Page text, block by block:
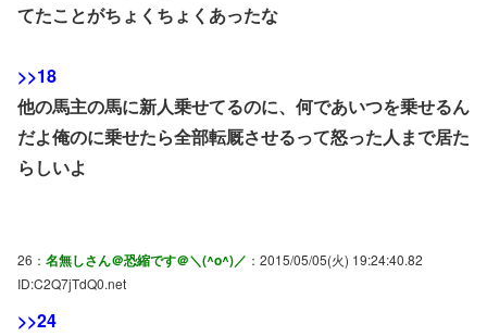
てたことがちょくちょくあったな
>>18
他の馬主の馬に新人乗せてるのに、何であいつを乗せるん
だよ俺のに乗せたら全部転厩させるって怒った人まで居た
らしいよ
26： 名無しさん＠恐縮です＠＼(^o^)／ ：2015/05/05(火) 19:24:40.82
ID:C2Q7jTdQ0.net
>>24